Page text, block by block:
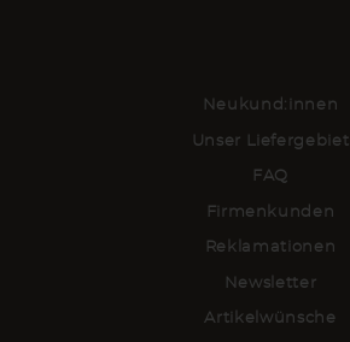
Neukund:innen
Unser Liefergebiet
FAQ
Firmenkunden
Reklamationen
Newsletter
Artikelwünsche